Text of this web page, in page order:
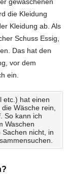
die Kleidung
Kleidung ab. Als
Schuss Essig,
Das hat den
vor dem
ein.
etc.) hat einen
Wäsche rein,
So kann ich
Waschen
nicht, in